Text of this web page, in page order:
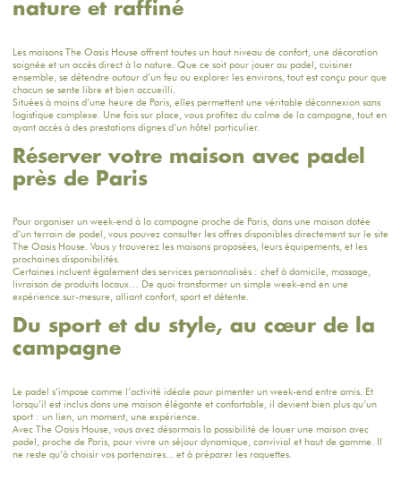
nature et raffiné
Les maisons The Oasis House offrent toutes un haut niveau de confort, une décoration
soignée et un accès direct à la nature. Que ce soit pour jouer au padel, cuisiner
ensemble, se détendre autour d’un feu ou explorer les environs, tout est conçu pour que
chacun se sente libre et bien accueilli.
Situées à moins d’une heure de Paris, elles permettent une véritable déconnexion sans
logistique complexe. Une fois sur place, vous profitez du calme de la campagne, tout en
ayant accès à des prestations dignes d’un hôtel particulier.
Réserver votre maison avec padel
près de Paris
Pour organiser un week-end à la campagne proche de Paris, dans une maison dotée
d’un terrain de padel, vous pouvez consulter les offres disponibles directement sur le site
The Oasis House. Vous y trouverez les maisons proposées, leurs équipements, et les
prochaines disponibilités.
Certaines incluent également des services personnalisés : chef à domicile, massage,
livraison de produits locaux… De quoi transformer un simple week-end en une
expérience sur-mesure, alliant confort, sport et détente.
Du sport et du style, au cœur de la
campagne
Le padel s’impose comme l’activité idéale pour pimenter un week-end entre amis. Et
lorsqu’il est inclus dans une maison élégante et confortable, il devient bien plus qu’un
sport : un lien, un moment, une expérience.
Avec The Oasis House, vous avez désormais la possibilité de louer une maison avec
padel, proche de Paris, pour vivre un séjour dynamique, convivial et haut de gamme. Il
ne reste qu’à choisir vos partenaires... et à préparer les raquettes.